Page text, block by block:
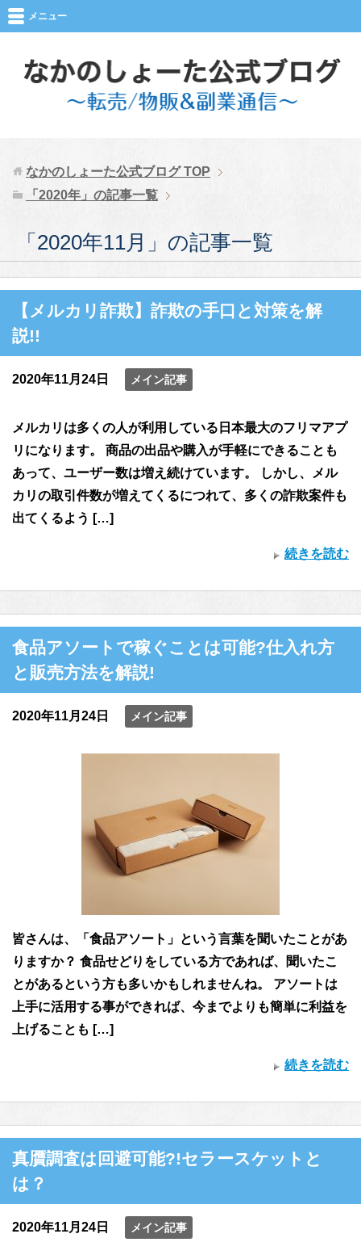
メニュー
なかのしょーた公式ブログTOP
「2020年」の記事一覧
「2020年11月」の記事一覧
【メルカリ詐欺】詐欺の手口と対策を解
説!!
2020年11月24日 メイン記事
メルカリは多くの人が利用している日本最大のフリマアプ
リになります。 商品の出品や購入が手軽にできることも
あって、ユーザー数は増え続けています。 しかし、メル
カリの取引件数が増えてくるにつれて、多くの詐欺案件も
出てくるよう […]
続きを読む
食品アソートで稼ぐことは可能?仕入れ方
と販売方法を解説!
2020年11月24日 メイン記事
皆さんは、「食品アソート」という言葉を聞いたことがあ
りますか？ 食品せどりをしている方であれば、聞いたこ
とがあるという方も多いかもしれませんね。 アソートは
上手に活用する事ができれば、今までよりも簡単に利益を
上げることも […]
続きを読む
真贋調査は回避可能?!セラースケットと
は？
2020年11月24日 メイン記事